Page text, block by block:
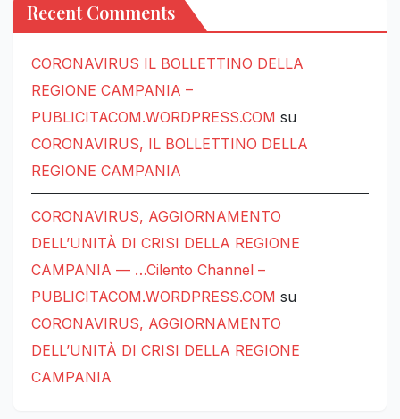
Recent Comments
CORONAVIRUS IL BOLLETTINO DELLA
REGIONE CAMPANIA –
PUBLICITACOM.WORDPRESS.COM su
CORONAVIRUS, IL BOLLETTINO DELLA
REGIONE CAMPANIA
CORONAVIRUS, AGGIORNAMENTO
DELL’UNITÀ DI CRISI DELLA REGIONE
CAMPANIA — …Cilento Channel –
PUBLICITACOM.WORDPRESS.COM su
CORONAVIRUS, AGGIORNAMENTO
DELL’UNITÀ DI CRISI DELLA REGIONE
CAMPANIA